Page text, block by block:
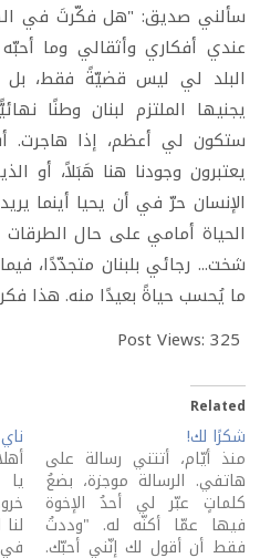
سألني صديق: "هل فكّرتَ في
عندي أفكاري وأثقالي وما
البلد لي ليس قضيّةً فقط، بل
يجنيها الملتزم لبنان وطنًا
ستكون لي أعظم، إذا هاجرت.
يعتبرون وجودنا هنا هَبَلاً، أو
الإنسان حرّ في أن يحيا أينما
الحياة أمامي على حال الطرقات
شخت... رجائي بلبنان متجدّدًا،
ما يُحسب حياةً بعيدًا منه. هذا
Post Views: 325
Related
شكرًا لك!
منذ أيّام، أتتني رسالة على
هاتفي. الرسالة موجزة، بضعُ
كلماتٍ عبّر لي أحدُ الإخوة
فيها عمّا أكنّه له. "وددتُ
فقط أن أقول لك إنّني أحبّك.
ناي
في